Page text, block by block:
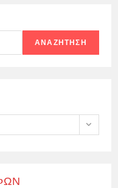
ΑΝΑΖΉΤΗΣΗ